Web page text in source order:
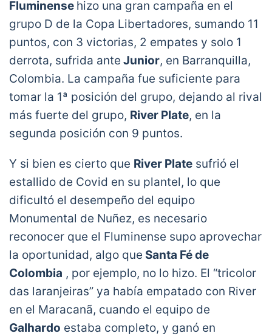
Fluminense hizo una gran campaña en el
grupo D de la Copa Libertadores, sumando 11
puntos, con 3 victorias, 2 empates y solo 1
derrota, sufrida ante Junior, en Barranquilla,
Colombia. La campaña fue suficiente para
tomar la 1ª posición del grupo, dejando al rival
más fuerte del grupo, River Plate, en la
segunda posición con 9 puntos.
Y si bien es cierto que River Plate sufrió el
estallido de Covid en su plantel, lo que
dificultó el desempeño del equipo
Monumental de Nuñez, es necesario
reconocer que el Fluminense supo aprovechar
la oportunidad, algo que Santa Fé de
Colombia , por ejemplo, no lo hizo. El “tricolor
das laranjeiras” ya había empatado con River
en el Maracanã, cuando el equipo de
Galhardo estaba completo, y ganó en